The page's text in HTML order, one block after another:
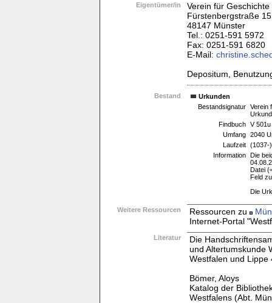
Eigentümer/in
Verein für
Fürstenbergstraße 15
48147 Münster
Tel.: 0251-591 5972
Fax: 0251-591 6820
E-Mail:
Depositum,
Bestand
Urkunden
Bestandsignatur Verein
Findbuch V 501u
Umfang 2040
Laufzeit (1037-
Information Die
Datei
Feld
Die
Weitere Ressourcen Ressourcen zu
Internet-Portal
Literatur
Die
und Altertumskunde
Westfalen und Lippe
Bömer, Aloys
Katalog der
Westfalens (Abt.